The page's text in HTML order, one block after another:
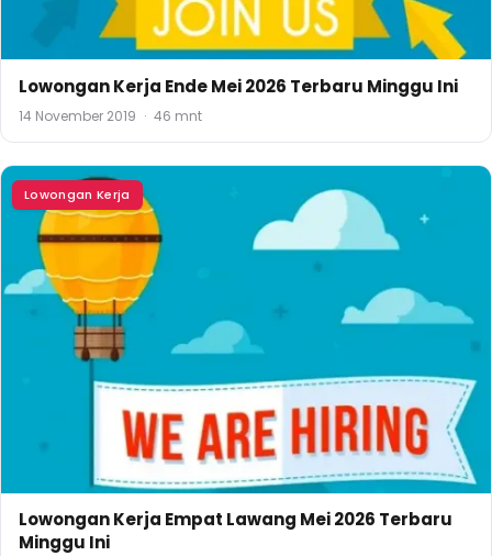
Lowongan Kerja Ende Mei 2026 Terbaru Minggu Ini
14 November 2019 · 46 mnt
Lowongan Kerja
Lowongan Kerja Empat Lawang Mei 2026 Terbaru
Minggu Ini